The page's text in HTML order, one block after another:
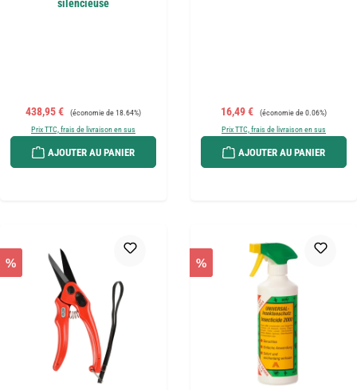
silencieuse
Prix de vente :
438,95 € Prix régulier :
(économie de 18.64%)
Prix TTC, frais de livraison en sus
AJOUTER AU PANIER
Prix de vente :
16,49 € Prix régulier :
(économie de 0.06%)
Prix TTC, frais de livraison en sus
AJOUTER AU PANIER
% %